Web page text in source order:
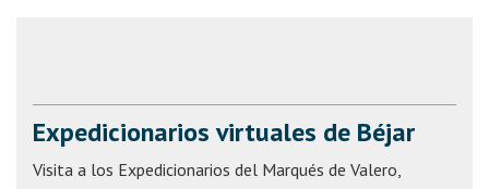
Expedicionarios virtuales de Béjar
Visita a los Expedicionarios del Marqués de Valero,